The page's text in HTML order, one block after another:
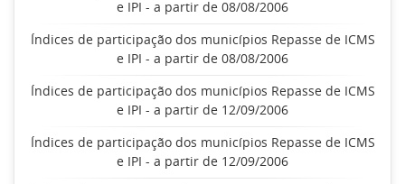
e IPI - a partir de 08/08/2006
Índices de participação dos municípios Repasse de ICMS
e IPI - a partir de 08/08/2006
Índices de participação dos municípios Repasse de ICMS
e IPI - a partir de 12/09/2006
Índices de participação dos municípios Repasse de ICMS
e IPI - a partir de 12/09/2006